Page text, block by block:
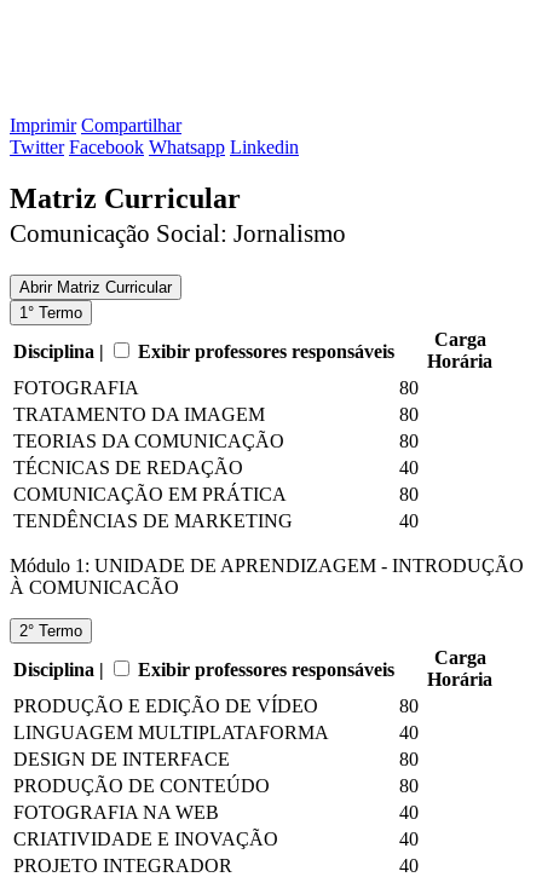
Imprimir Compartilhar
Twitter Facebook Whatsapp Linkedin
Matriz Curricular
Comunicação Social: Jornalismo
AbrirMatriz Curricular
1° Termo
Disciplina | Exibir professores responsáveis
Carga
Horária
FOTOGRAFIA
80
TRATAMENTO DA IMAGEM
80
TEORIAS DA COMUNICAÇÃO
80
TÉCNICAS DE REDAÇÃO
40
COMUNICAÇÃO EM PRÁTICA
80
TENDÊNCIAS DE MARKETING
40
Módulo 1: UNIDADE DE APRENDIZAGEM - INTRODUÇÃO
À COMUNICACÃO
2° Termo
Disciplina | Exibir professores responsáveis
Carga
Horária
PRODUÇÃO E EDIÇÃO DE VÍDEO
80
LINGUAGEM MULTIPLATAFORMA
40
DESIGN DE INTERFACE
80
PRODUÇÃO DE CONTEÚDO
80
FOTOGRAFIA NA WEB
40
CRIATIVIDADE E INOVAÇÃO
40
PROJETO INTEGRADOR
40